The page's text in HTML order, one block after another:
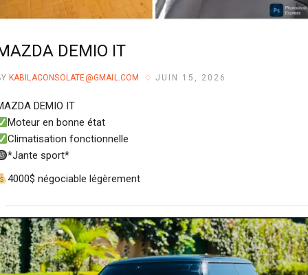
DEMIO IT
KABILACONSOLATE@GMAIL.COM JUIN 15, 2026
DEMIO IT
Moteur en bonne état
Climatisation fonctionnelle
*Jante sport*
4000$ négociable légèrement